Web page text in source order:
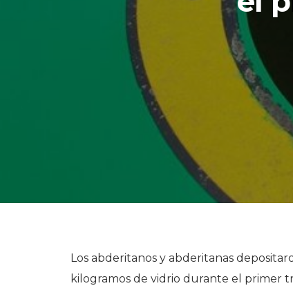
Los abderitanos y abderitanas
kilogramos de vidrio durante el primer